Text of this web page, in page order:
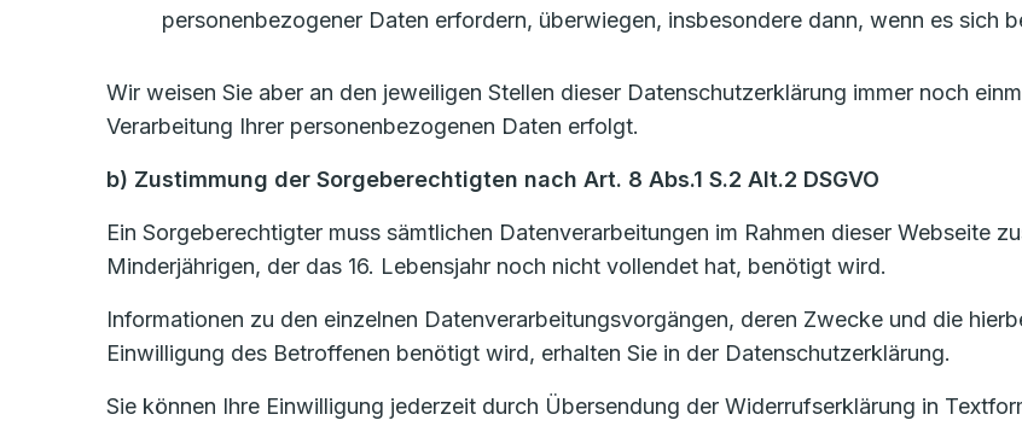
personenbezogener Daten erfordern, überwiegen, insbesondere dann, wenn es sich
Wir weisen Sie aber an den jeweiligen Stellen dieser Datenschutzerklärung immer noch
Verarbeitung Ihrer personenbezogenen Daten erfolgt.
b) Zustimmung der Sorgeberechtigten nach Art. 8 Abs.1 S.2 Alt.2 DSGVO
Ein Sorgeberechtigter muss sämtlichen Datenverarbeitungen im Rahmen dieser Webseite
Minderjährigen, der das 16. Lebensjahr noch nicht vollendet hat, benötigt wird.
Informationen zu den einzelnen Datenverarbeitungsvorgängen, deren Zwecke und die
Einwilligung des Betroffenen benötigt wird, erhalten Sie in der Datenschutzerklärung.
Sie können Ihre Einwilligung jederzeit durch Übersendung der Widerrufserklärung in